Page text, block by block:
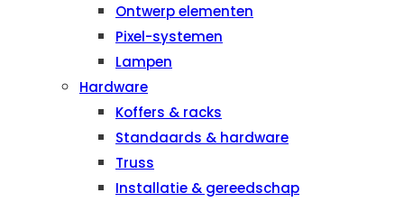
Ontwerp elementen
Pixel-systemen
Lampen
Hardware
Koffers & racks
Standaards & hardware
Truss
Installatie & gereedschap